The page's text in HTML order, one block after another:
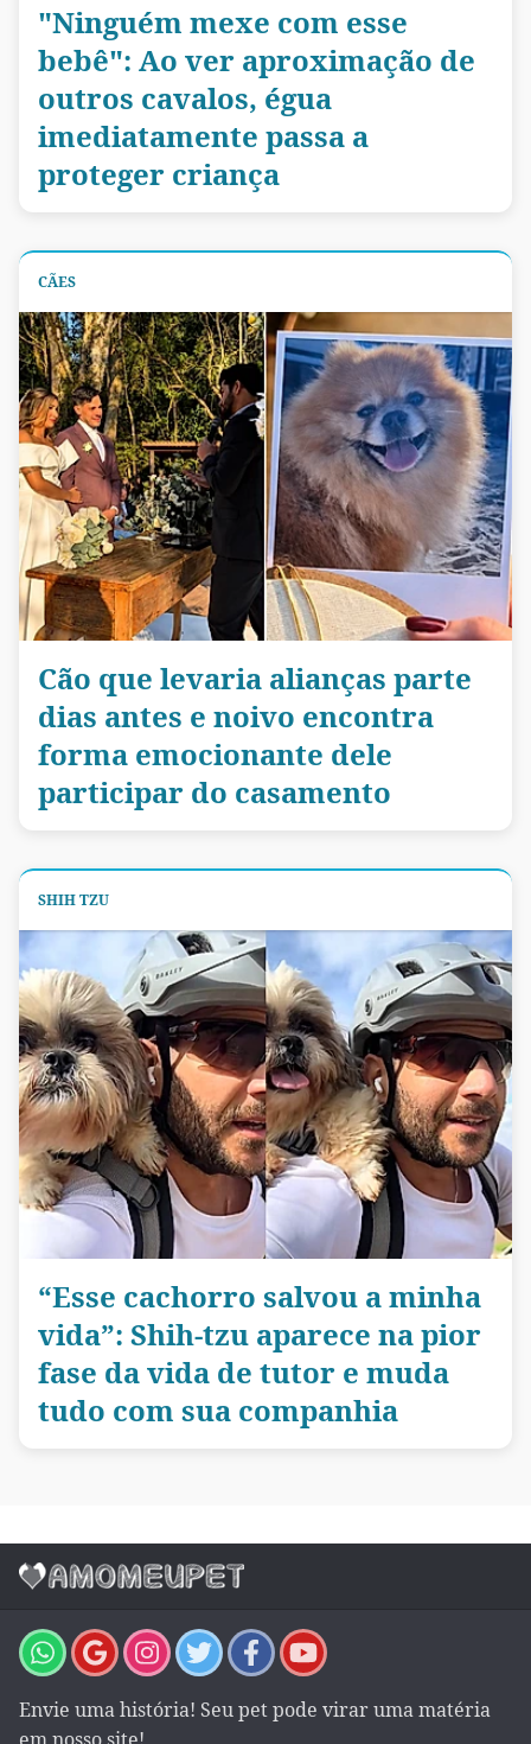
"Ninguém mexe com esse
bebê": Ao ver aproximação de
outros cavalos, égua
imediatamente passa a
proteger criança
CÃES
Cão que levaria alianças parte
dias antes e noivo encontra
forma emocionante dele
participar do casamento
SHIH TZU
“Esse cachorro salvou a minha
vida”: Shih-tzu aparece na pior
fase da vida de tutor e muda
tudo com sua companhia
Envie uma história! Seu pet pode virar uma matéria